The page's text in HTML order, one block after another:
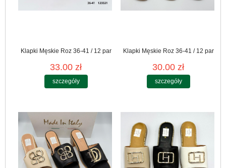
Klapki Męskie Roz 36-41 / 12 par
33.00 zł
szczegóły
Klapki Męskie Roz 36-41 / 12 par
30.00 zł
szczegóły